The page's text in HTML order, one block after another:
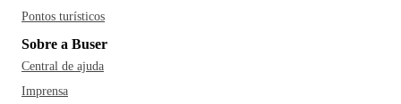
Pontos turísticos
Sobre a Buser
Central de ajuda
Imprensa